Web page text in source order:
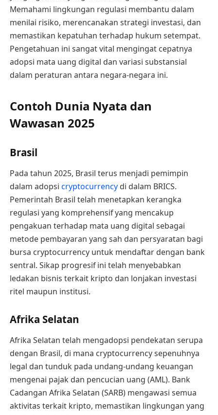
Memahami lingkungan regulasi membantu dalam
menilai risiko, merencanakan strategi investasi, dan
memastikan kepatuhan terhadap hukum setempat.
Pengetahuan ini sangat vital mengingat cepatnya
adopsi mata uang digital dan variasi substansial
dalam peraturan antara negara-negara ini.
Contoh Dunia Nyata dan
Wawasan 2025
Brasil
Pada tahun 2025, Brasil terus menjadi pemimpin
dalam adopsi cryptocurrency di dalam BRICS.
Pemerintah Brasil telah menetapkan kerangka
regulasi yang komprehensif yang mencakup
pengakuan terhadap mata uang digital sebagai
metode pembayaran yang sah dan persyaratan bagi
bursa cryptocurrency untuk mendaftar dengan bank
sentral. Sikap progresif ini telah menyebabkan
ledakan bisnis terkait kripto dan lonjakan investasi
ritel maupun institusi.
Afrika Selatan
Afrika Selatan telah mengadopsi pendekatan serupa
dengan Brasil, di mana cryptocurrency sepenuhnya
legal dan tunduk pada undang-undang keuangan
mengenai pajak dan pencucian uang (AML). Bank
Cadangan Afrika Selatan (SARB) mengawasi semua
aktivitas terkait kripto, memastikan lingkungan yang